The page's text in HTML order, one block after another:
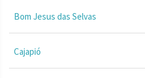
Bom Jesus das Selvas
Cajapió